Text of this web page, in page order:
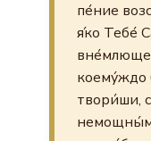
пе́ние
я́ко Тебе́
коему́ждо
твори́ши,